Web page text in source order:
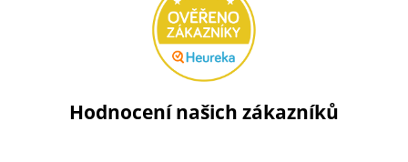
Hodnocení našich zákazníků